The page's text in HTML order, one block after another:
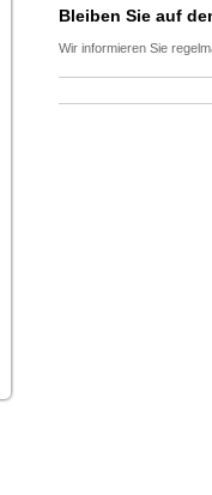
Bleiben Sie auf
Wir informieren Sie